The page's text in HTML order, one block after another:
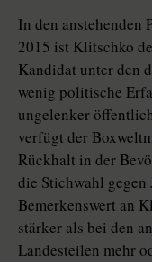
In den anstehenden
2015 ist Klitschko
Kandidat unter den
wenig politische
ungelenker
verfügt der
Rückhalt in der
die Stichwahl
Bemerkenswert an
stärker als bei den
Landesteilen mehr